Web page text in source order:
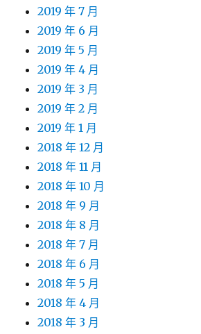
2019 年 7 月
2019 年 6 月
2019 年 5 月
2019 年 4 月
2019 年 3 月
2019 年 2 月
2019 年 1 月
2018 年 12 月
2018 年 11 月
2018 年 10 月
2018 年 9 月
2018 年 8 月
2018 年 7 月
2018 年 6 月
2018 年 5 月
2018 年 4 月
2018 年 3 月